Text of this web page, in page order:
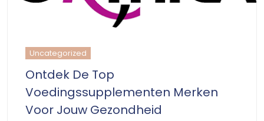
Uncategorized
Ontdek De Top
Voedingssupplementen Merken
Voor Jouw Gezondheid